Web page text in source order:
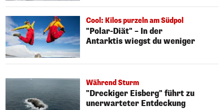
Cool: Kilos purzeln am Südpol
"Polar-Diät" – In der
Antarktis wiegst du weniger
Während Sturm
"Dreckiger Eisberg" führt zu
unerwarteter Entdeckung